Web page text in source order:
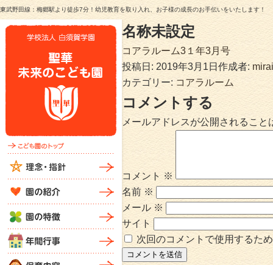
東武野田線：梅郷駅より徒歩7分！幼児教育を取り入れ、お子様の成長のお手伝いをいたします！
名称未設定
コアラルーム3１年3月号
投稿日: 2019年3月1日 作成者: mirai
カテゴリー: コアラルーム
コメントする
メールアドレスが公開されること
コメント ※
名前 ※
メール ※
サイト
次回のコメントで使用するた